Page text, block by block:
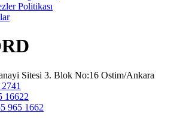
Politikası
Sitesi 3. Blok No:16 Ostim/Ankara
16622
965 1662